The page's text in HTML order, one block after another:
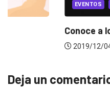
MARKETING
4 datos que
2019/02/22
Deja un